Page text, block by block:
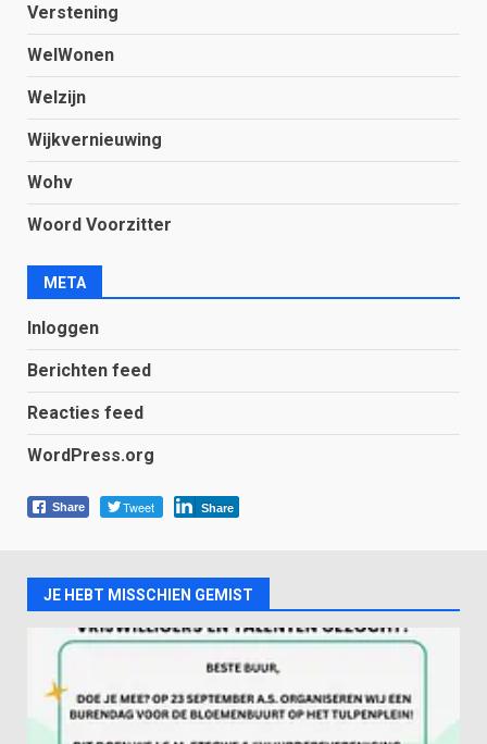
Verstening
WelWonen
Welzijn
Wijkvernieuwing
Wohv
Woord Voorzitter
META
Inloggen
Berichten feed
Reacties feed
WordPress.org
Share Tweet Share
JE HEBT MISSCHIEN GEMIST